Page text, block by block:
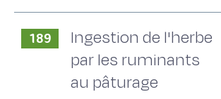
189
Ingestion de l'herbe
par les ruminants
au pâturage